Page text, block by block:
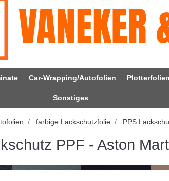
Car-Wrapping/Autofolien Plotterfolien
Sonstiges
farbige Lackschutzfolie PPS
PPF - Aston